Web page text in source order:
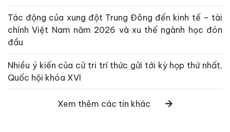
Tác động của xung đột Trung Đông đến kinh tế – tài
chính Việt Nam năm 2026 và xu thế ngành học đón
đầu
Nhiều ý kiến của cử tri trí thức gửi tới kỳ họp thứ nhất,
Quốc hội khóa XVI
Xem thêm các tin khác